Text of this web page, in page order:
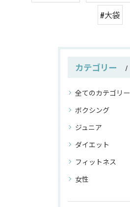
#大袋
カテゴリー
全てのカテゴリー
ボクシング
ジュニア
ダイエット
フィットネス
女性